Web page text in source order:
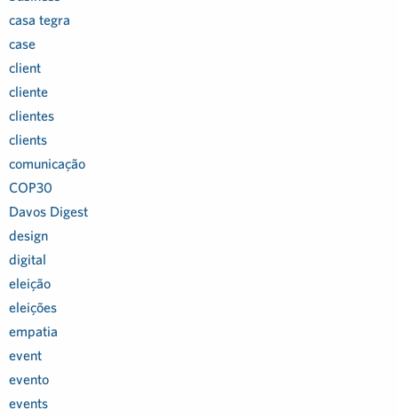
casa tegra
case
client
cliente
clientes
clients
comunicação
COP30
Davos Digest
design
digital
eleição
eleições
empatia
event
evento
events